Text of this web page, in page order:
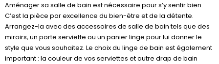
Aménager sa salle de bain est nécessaire pour s’y sentir bien.
C’est la pièce par excellence du bien-être et de la détente.
Arrangez-la avec des accessoires de salle de bain tels que des
miroirs, un porte serviette ou un panier linge pour lui donner le
style que vous souhaitez. Le choix du linge de bain est également
important : la couleur de vos serviettes et autre drap de bain